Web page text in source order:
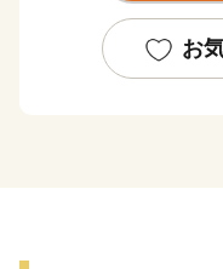
町内には奈良公園に
陵公園が広がってお
お